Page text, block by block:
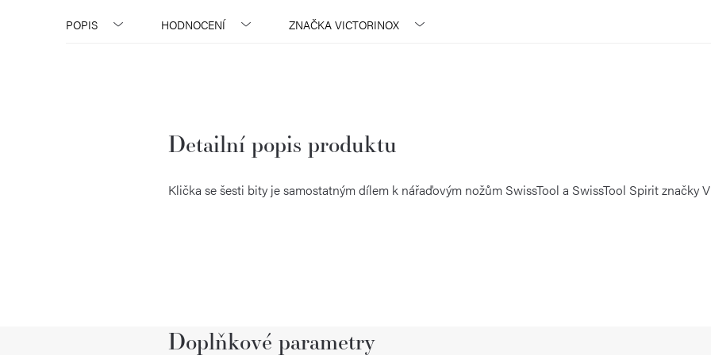
POPIS HODNOCENÍ ZNAČKA VICTORINOX
Detailní popis produktu
Klička se šesti bity je samostatným dílem k nářaďovým nožům SwissTool a SwissTool Spirit značky
Doplňkové parametry